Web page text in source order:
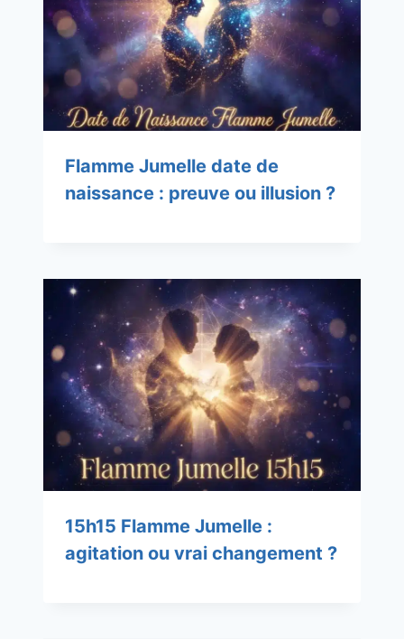
Flamme Jumelle date de
naissance : preuve ou illusion ?
15h15 Flamme Jumelle :
agitation ou vrai changement ?